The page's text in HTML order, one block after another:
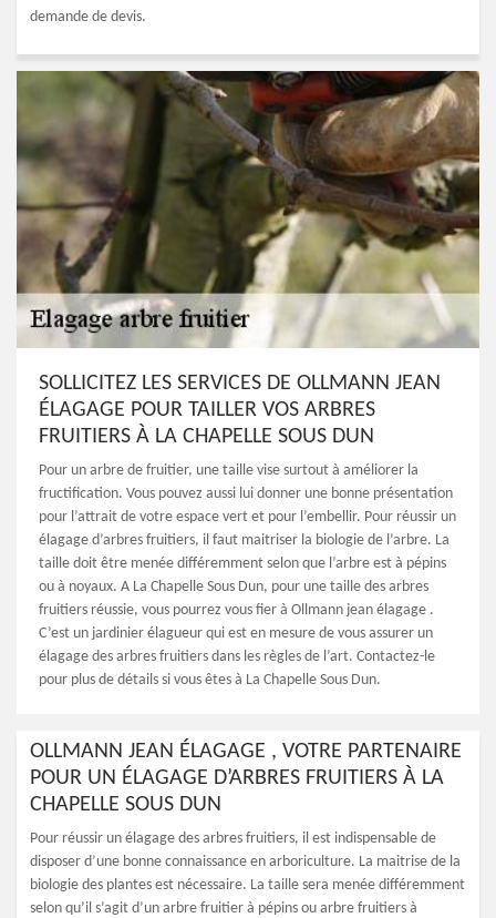
demande de devis.
SOLLICITEZ LES SERVICES DE OLLMANN JEAN
ÉLAGAGE POUR TAILLER VOS ARBRES
FRUITIERS À LA CHAPELLE SOUS DUN
Pour un arbre de fruitier, une taille vise surtout à améliorer la
fructification. Vous pouvez aussi lui donner une bonne présentation
pour l’attrait de votre espace vert et pour l’embellir. Pour réussir un
élagage d’arbres fruitiers, il faut maitriser la biologie de l’arbre. La
taille doit être menée différemment selon que l’arbre est à pépins
ou à noyaux. A La Chapelle Sous Dun, pour une taille des arbres
fruitiers réussie, vous pourrez vous fier à Ollmann jean élagage .
C’est un jardinier élagueur qui est en mesure de vous assurer un
élagage des arbres fruitiers dans les règles de l’art. Contactez-le
pour plus de détails si vous êtes à La Chapelle Sous Dun.
OLLMANN JEAN ÉLAGAGE , VOTRE PARTENAIRE
POUR UN ÉLAGAGE D’ARBRES FRUITIERS À LA
CHAPELLE SOUS DUN
Pour réussir un élagage des arbres fruitiers, il est indispensable de
disposer d’une bonne connaissance en arboriculture. La maitrise de la
biologie des plantes est nécessaire. La taille sera menée différemment
selon qu’il s’agit d’un arbre fruitier à pépins ou arbre fruitiers à